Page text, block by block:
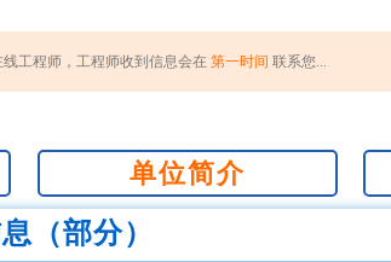
工程师，工程师收到信息会在 第一时间 联系您...
单位简介
（部分）